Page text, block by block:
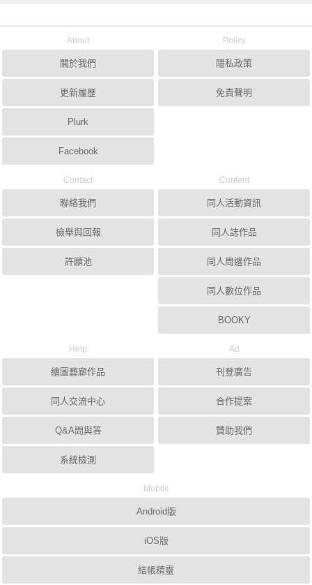
About
關於我們
更新履歷
Plurk
Facebook
Policy
隱私政策
免責聲明
Contact
聯絡我們
檢舉與回報
許願池
Content
同人活動資訊
同人誌作品
同人周邊作品
同人數位作品
BOOKY
Help
繪圖藝廊作品
同人交流中心
Q&A問與答
系統檢測
Ad
刊登廣告
合作提案
贊助我們
Mobile
Android版
iOS版
結帳精靈